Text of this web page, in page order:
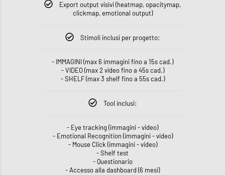
Export output visivi (heatmap, opacitymap,
clickmap, emotional output)
Stimoli inclusi per progetto:
- IMMAGINI (max 6 immagini fino a 15s cad.)
- VIDEO (max 2 video fino a 45s cad.)
- SHELF (max 3 shelf fino a 55s cad.)
Tool inclusi:
- Eye tracking (immagini - video)
- Emotional Recognition (immagini - video)
- Mouse Click (immagini - video)
- Shelf test
- Questionario
- Accesso alla dashboard (6 mesi)